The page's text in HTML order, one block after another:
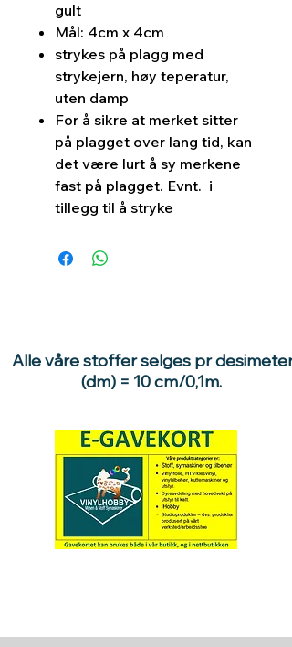
gult
Mål: 4cm x 4cm
strykes på plagg med
strykejern, høy teperatur,
uten damp
For å sikre at merket sitter
på plagget over lang tid, kan
det være lurt å sy merkene
fast på plagget. Evnt. i
tillegg til å stryke
Alle våre stoffer selges pr desimeter
(dm) = 10 cm/0,1m.